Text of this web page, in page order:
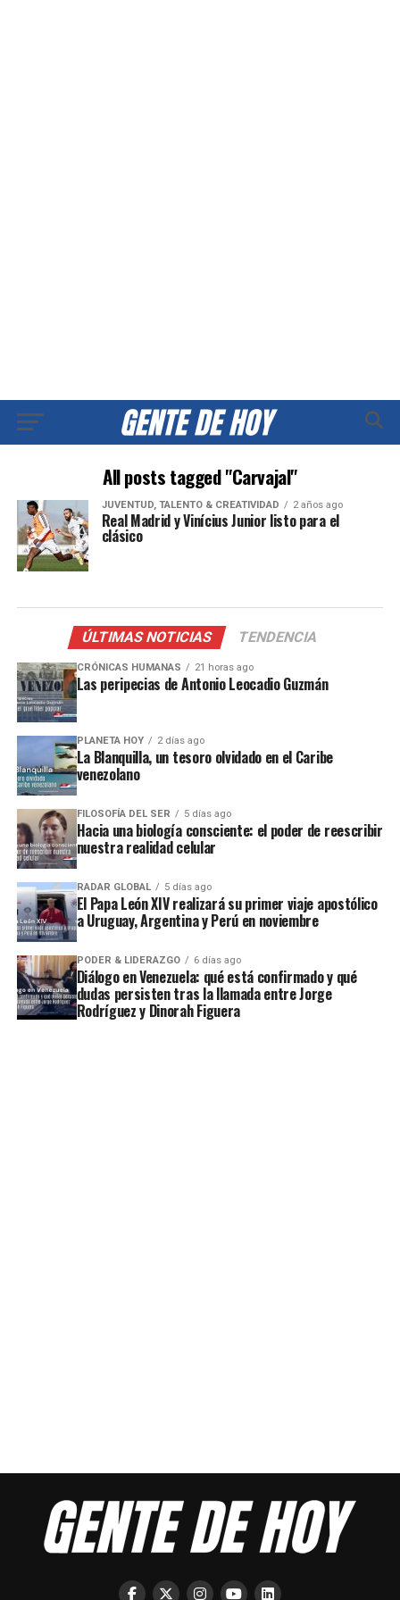
All posts tagged "Carvajal"
JUVENTUD, TALENTO & CREATIVIDAD 2 años ago
Real Madrid y Vinícius Junior listo para el
clásico
ÚLTIMAS NOTICIAS TENDENCIA
CRÓNICAS HUMANAS 21 horas ago
Las peripecias de Antonio Leocadio Guzmán
PLANETA HOY 2 días ago
La Blanquilla, un tesoro olvidado en el Caribe
venezolano
FILOSOFÍA DEL SER 5 días ago
Hacia una biología consciente: el poder de reescribir
nuestra realidad celular
RADAR GLOBAL 5 días ago
El Papa León XIV realizará su primer viaje apostólico
a Uruguay, Argentina y Perú en noviembre
PODER & LIDERAZGO 6 días ago
Diálogo en Venezuela: qué está confirmado y qué
dudas persisten tras la llamada entre Jorge
Rodríguez y Dinorah Figuera